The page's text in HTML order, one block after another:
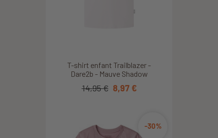
T-shirt enfant Trailblazer -
Dare2b - Mauve Shadow
14,95 € 8,97 €
-30%